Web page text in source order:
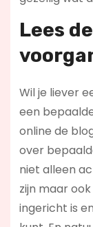
Lees
Wil je liever
een
online de
over
niet alleen
zijn maar
ingericht is